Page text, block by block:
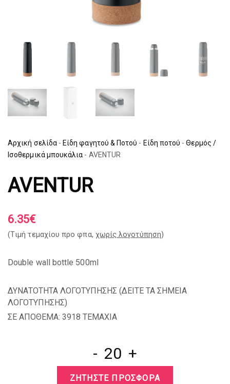
Αρχική σελίδα - Είδη φαγητού & Ποτού - Είδη ποτού - Θερμός /
Ισοθερμικά μπουκάλια - AVENTUR
AVENTUR
6.35€
(Tιμή τεμαχίου προ φπα, χωρίς λογοτύπηση)
Double wall bottle 500ml
ΔΥΝΑΤΟΤΗΤΑ ΛΟΓΟΤΥΠΗΣΗΣ (ΔΕΙΤΕ ΤΑ ΣΗΜΕΙΑ
ΛΟΓΟΤΥΠΗΣΗΣ)
ΣΕ ΑΠΟΘΕΜΑ: 3918 TEMAXIA
- +
ΖΗΤΗΣΤΕ ΠΡΟΣΦΟΡΑ